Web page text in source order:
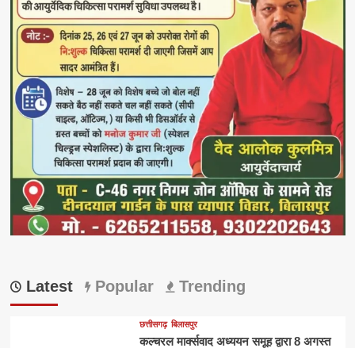
Latest Popular Trending
छत्तीसगढ़ बिलासपुर
कल्चरल मार्क्सवाद अध्ययन समूह द्वारा 8 अगस्त